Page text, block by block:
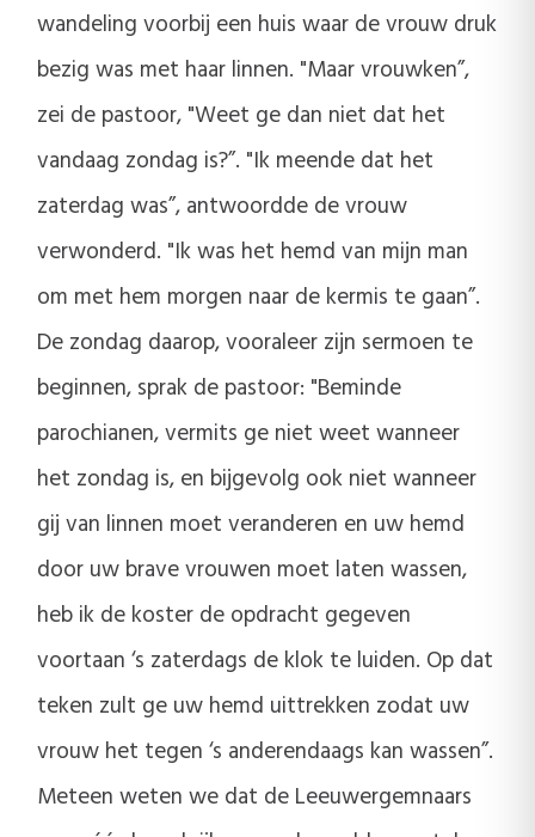
wandeling voorbij een huis waar de vrouw druk
bezig was met haar linnen. "Maar vrouwken”,
zei de pastoor, "Weet ge dan niet dat het
vandaag zondag is?”. "Ik meende dat het
zaterdag was”, antwoordde de vrouw
verwonderd. "Ik was het hemd van mijn man
om met hem morgen naar de kermis te gaan”.
De zondag daarop, vooraleer zijn sermoen te
beginnen, sprak de pastoor: "Beminde
parochianen, vermits ge niet weet wanneer
het zondag is, en bijgevolg ook niet wanneer
gij van linnen moet veranderen en uw hemd
door uw brave vrouwen moet laten wassen,
heb ik de koster de opdracht gegeven
voortaan ‘s zaterdags de klok te luiden. Op dat
teken zult ge uw hemd uittrekken zodat uw
vrouw het tegen ‘s anderendaags kan wassen”.
Meteen weten we dat de Leeuwergemnaars